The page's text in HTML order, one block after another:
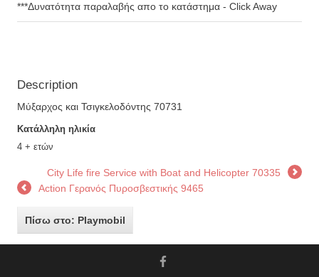
***Δυνατότητα παραλαβής απο το κατάστημα - Click Away
Description
Μύξαρχος και Τσιγκελοδόντης 70731
Κατάλληλη ηλικία
4 + ετών
City Life fire Service with Boat and Helicopter 70335
Action Γερανός Πυροσβεστικής 9465
Πίσω στο: Playmobil